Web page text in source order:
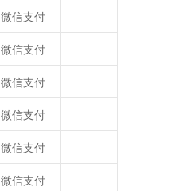
微信支付
微信支付
微信支付
微信支付
微信支付
微信支付